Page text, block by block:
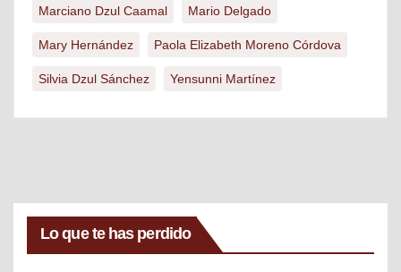
Marciano Dzul Caamal Mario Delgado
Mary Hernández Paola Elizabeth Moreno Córdova
Silvia Dzul Sánchez Yensunni Martínez
Lo que te has perdido